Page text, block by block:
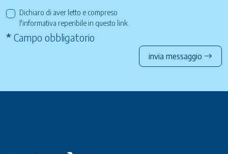
Dichiaro di aver letto e compreso
l'informativa reperibile in questo link
* Campo obbligatorio
invia messaggio